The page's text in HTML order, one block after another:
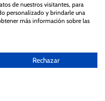
especialcon pesto que
que estaba buenísimo.
de nuestros visitantes, para
personalizado y brindarle una
más información sobre las
Rechazar